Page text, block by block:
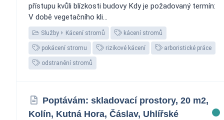
přístupu kvůli blízkosti budovy Kdy je požadovaný termín:
V době vegetačního kli...
Služby Kácení stromů kácení stromů
pokácení stromu rizikové kácení arboristické práce
odstranění stromů
Poptávám: skladovací prostory, 20 m2,
Kolín, Kutná Hora, Čáslav, Uhlířské